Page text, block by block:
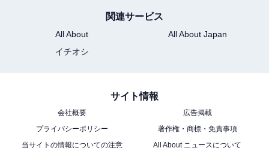
こちらもおすすめ
か！』第3話 早くも「タイトル回収」の重要
関連サービス
All About
All About Japan
イチオシ
サイト情報
会社概要
広告掲載
プライバシーポリシー
著作権・商標・免責事項
当サイトの情報についての注意
All About ニュースについて